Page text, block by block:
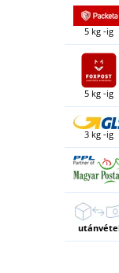
5 kg -ig
5 kg -ig
3 kg -ig